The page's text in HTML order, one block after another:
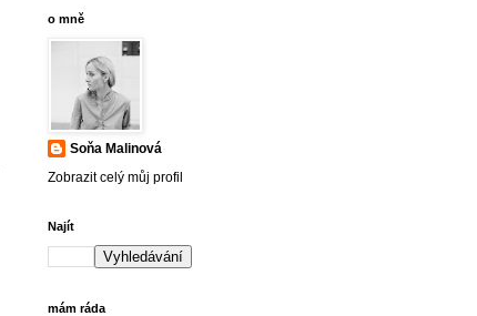
o mně
Soňa Malinová
Zobrazit celý můj profil
Najít
mám ráda